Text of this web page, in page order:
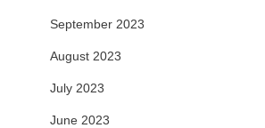
September 2023
August 2023
July 2023
June 2023